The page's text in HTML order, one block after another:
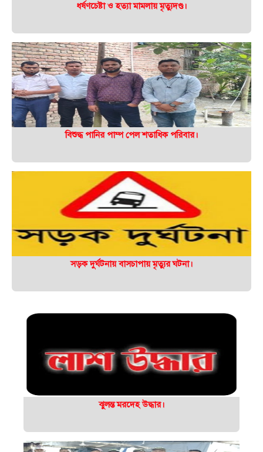
ধর্ষণচেষ্টা ও হত্যা মামলায় মৃত্যুদণ্ড।
বিশুদ্ধ পানির পাম্প পেল শতাধিক পরিবার।
সড়ক দুর্ঘটনায় বাসচাপায় মৃত্যুর ঘটনা।
ঝুলন্ত মরদেহ উদ্ধার।